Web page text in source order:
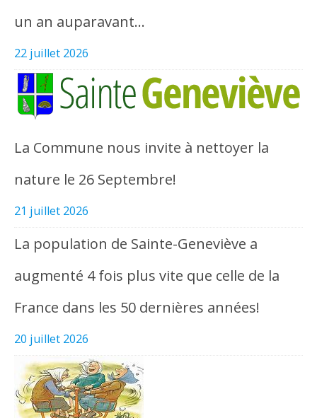
un an auparavant…
22 juillet 2026
La Commune nous invite à nettoyer la
nature le 26 Septembre!
21 juillet 2026
La population de Sainte-Geneviève a
augmenté 4 fois plus vite que celle de la
France dans les 50 dernières années!
20 juillet 2026